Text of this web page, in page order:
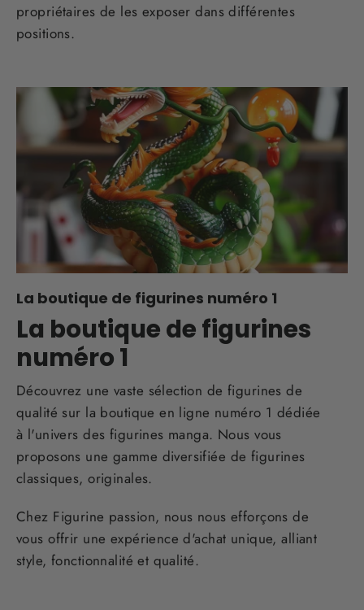
propriétaires de les exposer dans différentes
positions.
La boutique de figurines numéro 1
La boutique de figurines
numéro 1
Découvrez une vaste sélection de figurines de
qualité sur la boutique en ligne numéro 1 dédiée
à l'univers des figurines manga. Nous vous
proposons une gamme diversifiée de figurines
classiques, originales.
Chez Figurine passion, nous nous efforçons de
vous offrir une expérience d'achat unique, alliant
style, fonctionnalité et qualité.